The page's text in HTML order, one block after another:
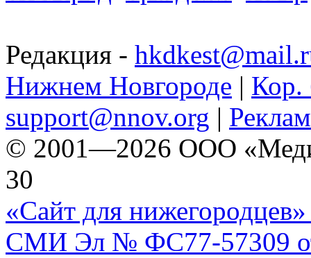
Редакция -
Нижнем Новгороде | Кор.
support@nnov.org |
© 2001—2026 ООО
30
«Сайт для нижегородцев»
СМИ Эл № ФС77-57309